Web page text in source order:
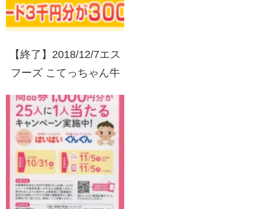
【終了】2018/12/7エス
フーズ こてっちゃん牛
ギフトカード3千円分プ
レゼント